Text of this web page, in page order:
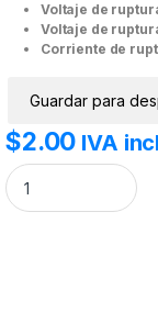
Voltaje de
Voltaje de
Corriente de
Guardar para
$2.00 IVA
Diac DB3. cantidad